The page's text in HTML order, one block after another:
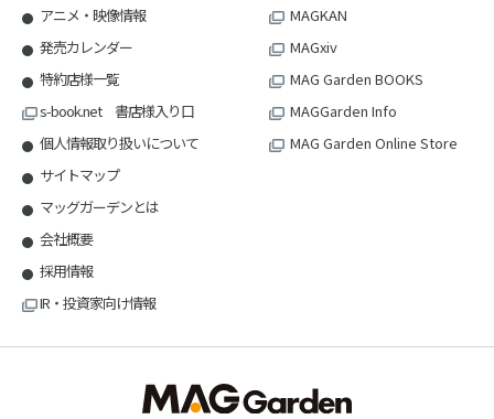
アニメ・映像情報
発売カレンダー
特約店様一覧
s-book.net 書店様入り口
個人情報取り扱いについて
サイトマップ
マッグガーデンとは
会社概要
採用情報
IR・投資家向け情報
MAGKAN
MAGxiv
MAG Garden BOOKS
MAGGarden Info
MAG Garden Online Store